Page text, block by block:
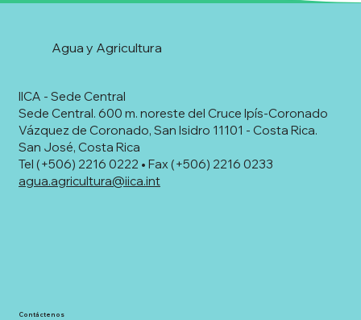
IICA - Sede Central
Sede Central. 600 m. noreste del Cruce Ipís-Coronado
Vázquez de Coronado, San Isidro 11101 - Costa Rica.
San José, Costa Rica
Tel (+506) 2216 0222 • Fax (+506) 2216 0233
agua.agricultura@iica.int
Agua y Agricultura
Contáctenos